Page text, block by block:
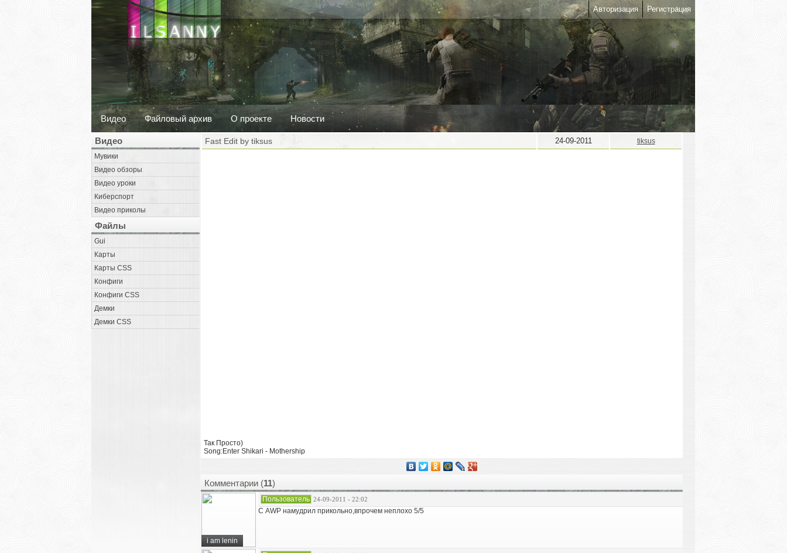
Авторизация Регистрация
Видео Файловый архив О проекте Новости
Видео
Мувики
Видео обзоры
Видео уроки
Киберспорт
Видео приколы
Файлы
Gui
Карты
Карты CSS
Конфиги
Конфиги CSS
Демки
Демки CSS
Fast Edit by tiksus 24-09-2011 tiksus
Так Просто)
Song:Enter Shikari - Mothership
Комментарии (11)
i am lenin
Пользователь 24-09-2011 - 22:02
С AWP намудрил прикольно,впрочем неплохо 5/5